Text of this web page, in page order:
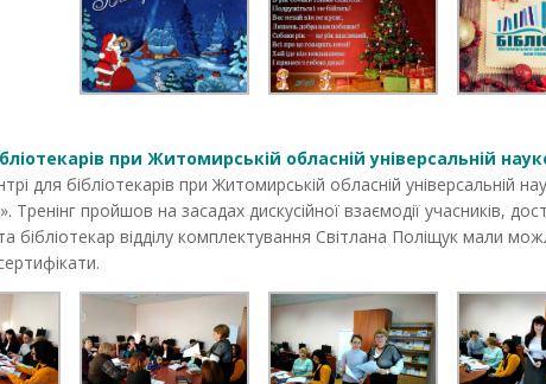
при Житомирській обласній універсальній
для бібліотекарів при Житомирській обласній універсальній
пройшов на засадах дискусійної взаємодії учасників,
бібліотекар відділу комплектування Світлана Поліщук мали